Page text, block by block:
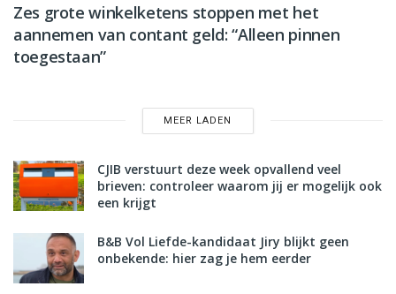
Zes grote winkelketens stoppen met het
aannemen van contant geld: “Alleen pinnen
toegestaan”
MEER LADEN
CJIB verstuurt deze week opvallend veel
brieven: controleer waarom jij er mogelijk ook
een krijgt
B&B Vol Liefde-kandidaat Jiry blijkt geen
onbekende: hier zag je hem eerder